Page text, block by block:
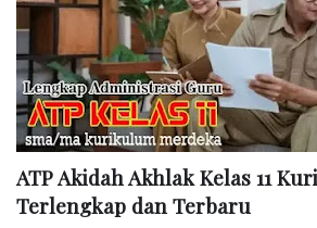
ATP Akidah Akhlak Kelas 11
Terlengkap dan Terbaru